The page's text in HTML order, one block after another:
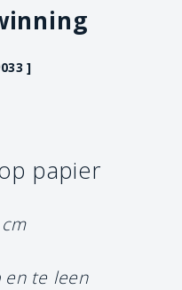
]
papier
en te leen